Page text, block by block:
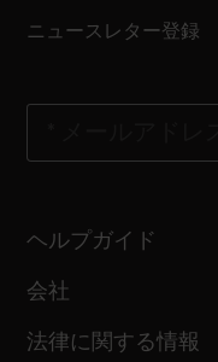
ニュースレター登録
ヘルプガイド
会社
法律に関する情報